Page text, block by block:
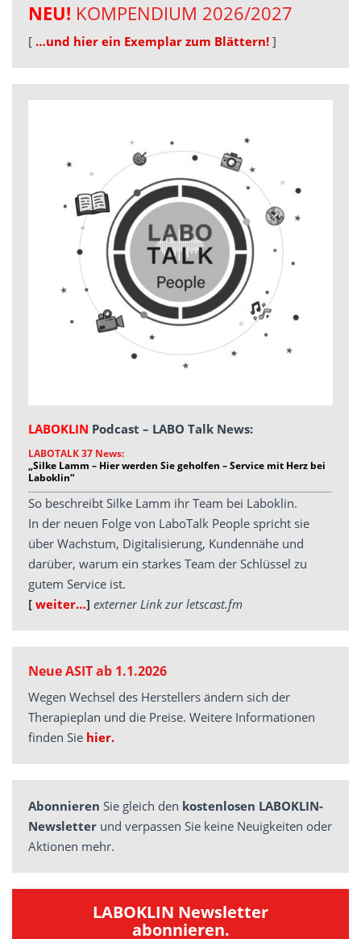
NEU! KOMPENDIUM 2026/2027
[ …und hier ein Exemplar zum Blättern! ]
LABOKLIN Podcast – LABO Talk News:
LABOTALK 37 News:
„Silke Lamm – Hier werden Sie geholfen – Service mit Herz bei
Laboklin“
So beschreibt Silke Lamm ihr Team bei Laboklin.
In der neuen Folge von LaboTalk People spricht sie
über Wachstum, Digitalisierung, Kundennähe und
darüber, warum ein starkes Team der Schlüssel zu
gutem Service ist.
[ weiter…] externer Link zur letscast.fm
Neue ASIT ab 1.1.2026
Wegen Wechsel des Herstellers ändern sich der
Therapieplan und die Preise. Weitere Informationen
finden Sie hier.
Abonnieren Sie gleich den kostenlosen LABOKLIN-
Newsletter und verpassen Sie keine Neuigkeiten oder
Aktionen mehr.
LABOKLIN Newsletter
abonnieren.